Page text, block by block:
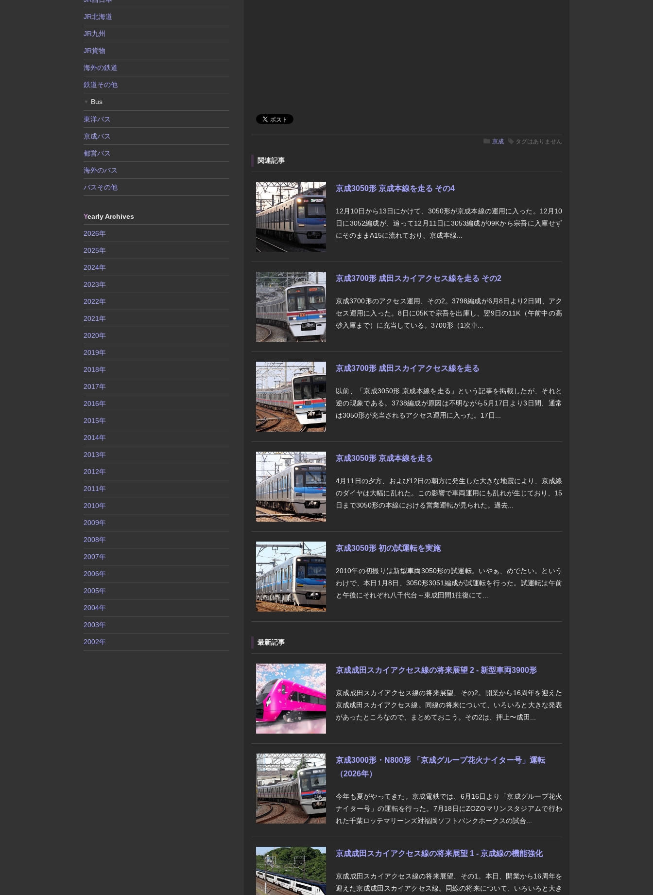
京成 タグはありません
関連記事
京成3050形 京成本線を走る その4
12月10日から13日にかけて、3050形が京成本線の運用に入った。12月10
日に3052編成が、追って12月11日に3053編成が09Kから宗吾に入庫せず
にそのままA15に流れており、京成本線...
京成3700形 成田スカイアクセス線を走る その2
京成3700形のアクセス運用、その2。3798編成が6月8日より2日間、アク
セス運用に入った。8日に05Kで宗吾を出庫し、翌9日の11K（午前中の高
砂入庫まで）に充当している。3700形（1次車...
京成3700形 成田スカイアクセス線を走る
以前、「京成3050形 京成本線を走る」という記事を掲載したが、それと
逆の現象である。3738編成が原因は不明ながら5月17日より3日間、通常
は3050形が充当されるアクセス運用に入った。17日...
京成3050形 京成本線を走る
4月11日の夕方、および12日の朝方に発生した大きな地震により、京成線
のダイヤは大幅に乱れた。この影響で車両運用にも乱れが生じており、15
日まで3050形の本線における営業運転が見られた。過去...
京成3050形 初の試運転を実施
2010年の初撮りは新型車両3050形の試運転。いやぁ、めでたい。という
わけで、本日1月8日、3050形3051編成が試運転を行った。試運転は午前
と午後にそれぞれ八千代台～東成田間1往復にて...
最新記事
京成成田スカイアクセス線の将来展望 2 - 新型車両3900形
京成成田スカイアクセス線の将来展望、その2。開業から16周年を迎えた
京成成田スカイアクセス線。同線の将来について、いろいろと大きな発表
があったところなので、まとめておこう。その2は、押上〜成田...
京成3000形・N800形 「京成グループ花火ナイター号」運転
（2026年）
今年も夏がやってきた。京成電鉄では、6月16日より「京成グループ花火
ナイター号」の運転を行った。7月18日にZOZOマリンスタジアムで行わ
れた千葉ロッテマリーンズ対福岡ソフトバンクホークスの試合...
京成成田スカイアクセス線の将来展望 1 - 京成線の機能強化
京成成田スカイアクセス線の将来展望、その1。本日、開業から16周年を
迎えた京成成田スカイアクセス線。同線の将来について、いろいろと大き
JR北海道
JR九州
JR貨物
海外の鉄道
鉄道その他
▼ Bus
東洋バス
京成バス
都営バス
海外のバス
バスその他
Yearly Archives
2026年
2025年
2024年
2023年
2022年
2021年
2020年
2019年
2018年
2017年
2016年
2015年
2014年
2013年
2012年
2011年
2010年
2009年
2008年
2007年
2006年
2005年
2004年
2003年
2002年